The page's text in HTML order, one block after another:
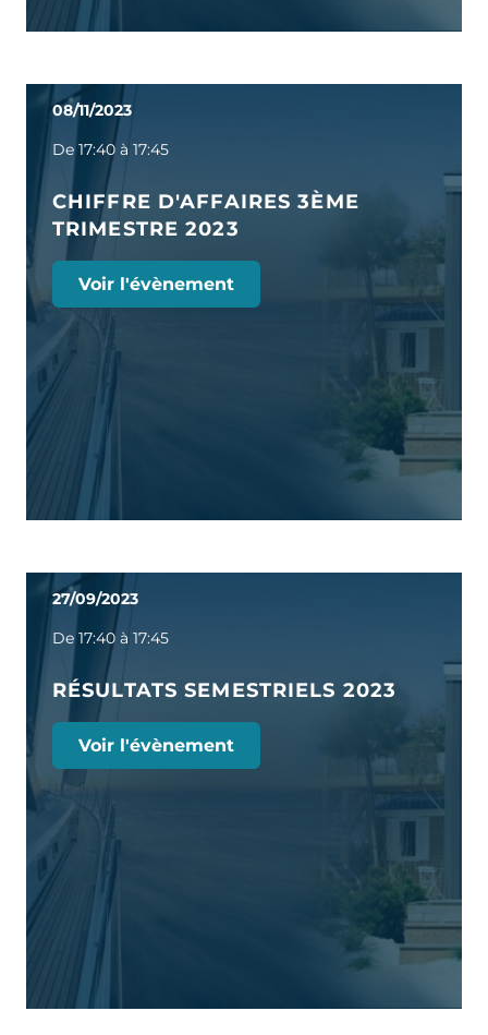
08/11/2023
De 17:40 à 17:45
CHIFFRE D'AFFAIRES 3ÈME
TRIMESTRE 2023
Voir l'évènement
27/09/2023
De 17:40 à 17:45
RÉSULTATS SEMESTRIELS 2023
Voir l'évènement